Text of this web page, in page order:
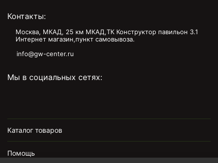
Контакты:
Москва, МКАД, 25 км МКАД,ТК Конструктор павильон З.1
Интернет магазин,пункт самовывоза.
info@gw-center.ru
Мы в социальных сетях:
Каталог товаров
Помощь